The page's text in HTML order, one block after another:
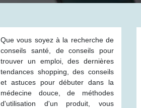
Que vous soyez à la recherche de
conseils santé, de conseils pour
trouver un emploi, des dernières
tendances shopping, des conseils
et astuces pour débuter dans la
médecine douce, de méthodes
d'utilisation d'un produit, vous